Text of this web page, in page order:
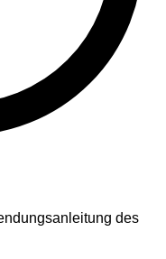
des